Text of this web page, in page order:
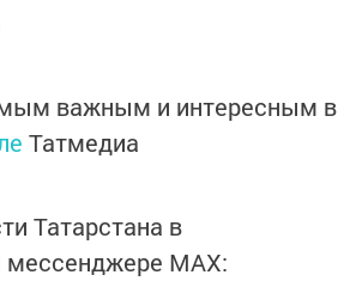
важным и интересным в
Татмедиа
Татарстана в
мессенджере MАХ: